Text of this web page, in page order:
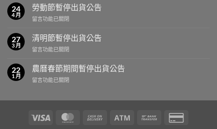
午
節
暫
出
公
中
24
4 月
勞動節暫停出貨公告
在
動
節
暫
出
公
中
留言功能已關閉
27
3 月
清明節暫停出貨公告
在
明
節
暫
公
告〉
留言功能已關閉
22
1 月
農曆春節期間暫停出貨公告
在
期
留言功能已關閉
Visa MasterCardCash
Atm
Bank